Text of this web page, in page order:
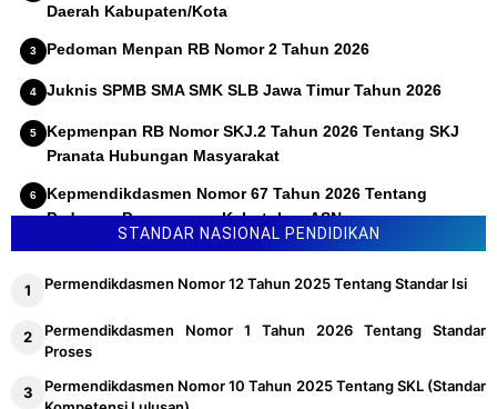
Permendikbudristek Nomor 30 Tahun 2022 Tentang
Permendikbudristek Nomor 36 Tahun 2022 Tentang
Standar Kualitas Hasil Kerja dan Pedoman Penilaian
Kualitas Hasil Kerja Widyaprada
Standar Penilaian Pendidikan
Permendikbudristek Nomor 40 Tahun 2021 Tentang
Standar Isi
Permendikbud ristek Nomor 4 Tahun 2022 Tentang
Juknis TPG Tahun 2022-2023
Daerah Kabupaten/Kota
Pedoman Menpan RB Nomor 2 Tahun 2026
Juknis SPMB SMA SMK SLB Jawa Timur Tahun 2026
Kepmenpan RB Nomor SKJ.2 Tahun 2026 Tentang SKJ
Pranata Hubungan Masyarakat
Kepmendikdasmen Nomor 67 Tahun 2026 Tentang
Pedoman Penyusunan Kebutuhan ASN
STANDAR NASIONAL PENDIDIKAN
Permendikdasmen Nomor 12 Tahun 2025 Tentang Standar Isi
Permendikdasmen Nomor 1 Tahun 2026 Tentang Standar
Proses
Permendikdasmen Nomor 10 Tahun 2025 Tentang SKL (Standar